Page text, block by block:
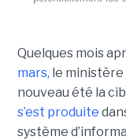
Quelques mois
mars, le ministère
nouveau été la
s’est produite
système